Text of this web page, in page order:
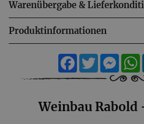
Warenübergabe &
Produktinformationen
FacebookTwitter
Weinbau